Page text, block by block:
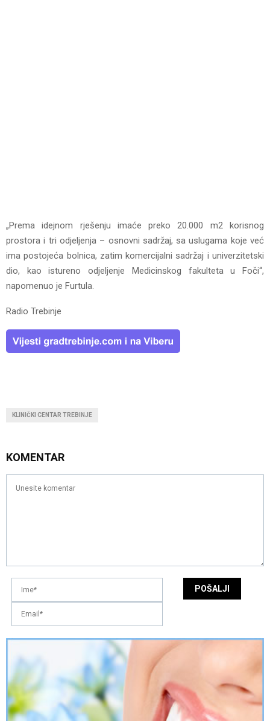
„Prema idejnom rješenju imaće preko 20.000 m2 korisnog
prostora i tri odjeljenja – osnovni sadržaj, sa uslugama koje već
ima postojeća bolnica, zatim komercijalni sadržaj i univerzitetski
dio, kao istureno odjeljenje Medicinskog fakulteta u Foči“,
napomenuo je Furtula.
Radio Trebinje
KLINIČKI CENTAR TREBINJE
KOMENTAR